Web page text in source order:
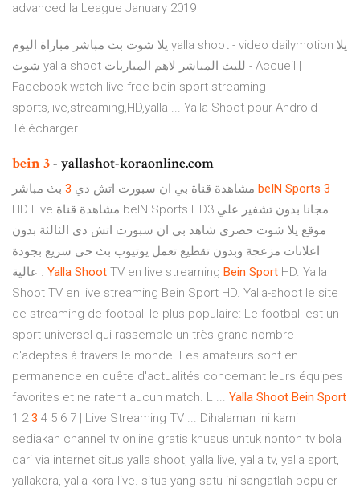
advanced la League January 2019
يلا شوت بث مباشر مباراة اليوم yalla shoot - video dailymotion يلا
شوت yalla shoot للبث المباشر لاهم المباريات - Accueil |
Facebook watch live free bein sport streaming
sports,live,streaming,HD,yalla ... Yalla Shoot pour Android -
Télécharger
bein3- yallashot-koraonline.com
مشاهدة قناة بي ان سبورت اتش دي 3 beIN Sports 3
HD Live مشاهدة قناة beIN Sports HD3 مجانا بدون تشفير علي
موقع يلا شوت حصري شاهد بي ان سبورت اتش دى الثالثة بدون
اعلانات مزعجة وبدون تقطيع تعمل يوتيوب بث حي سريع بجودة
عالية . Yalla Shoot TV en live streaming Bein Sport HD. Yalla
Shoot TV en live streaming Bein Sport HD. Yalla-shoot le site
de streaming de football le plus populaire: Le football est un
sport universel qui rassemble un très grand nombre
d'adeptes à travers le monde. Les amateurs sont en
permanence en quête d'actualités concernant leurs équipes
favorites et ne ratent aucun match. L ... Yalla Shoot Bein Sport
1 23 4 5 6 7 | Live Streaming TV ... Dihalaman ini kami
sediakan channel tv online gratis khusus untuk nonton tv bola
dari via internet situs yalla shoot, yalla live, yalla tv, yalla sport,
yallakora, yalla kora live. situs yang satu ini sangatlah populer